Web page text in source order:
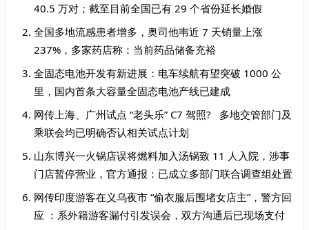
40.5 万对；截至目前全国已有 29 个省份延长婚假
全国多地流感患者增多，奥司他韦近 7 天销量上涨
237%，多家药店称：当前药品储备充裕
全固态电池开发有新进展：电车续航有望突破 1000 公
里，国内首条大容量全固态电池产线已建成
网传上海、广州试点 “老头乐” C7 驾照? 多地交管部门及‌
乘联会均已明确否认相关试点计划
山东博兴一火锅店误将燃料加入汤锅致 11 人入院，涉事
门店暂停营业，官方通报：已成立多部门联合调查组处置
网传印度游客在义乌夜市 “偷衣服后围堵女店主”，警方回
应 ：系外籍游客漏付引发误会，双方沟通后已现场支付